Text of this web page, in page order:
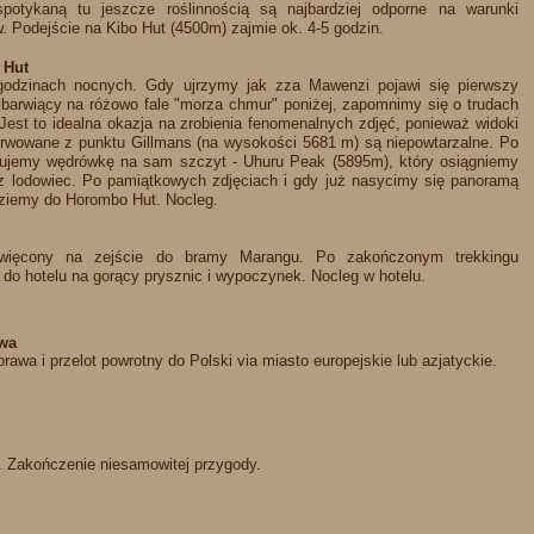
tu jeszcze roślinnością są najbardziej odporne na warunki
Podejście na Kibo Hut (4500m) zajmie ok. 4-5 godzin.
Hut
nocnych. Gdy ujrzymy jak zza Mawenzi pojawi się pierwszy
na różowo fale "morza chmur" poniżej, zapomnimy się o trudach
to idealna okazja na zrobienia fenomenalnych zdjęć, ponieważ widoki
z punktu Gillmans (na wysokości 5681 m) są niepowtarzalne. Po
wędrówkę na sam szczyt - Uhuru Peak (5895m), który osiągniemy
lodowiec. Po pamiątkowych zdjęciach i gdy już nasycimy się panoramą
do Horombo Hut. Nocleg.
na zejście do bramy Marangu. Po zakończonym trekkingu
hotelu na gorący prysznic i wypoczynek. Nocleg w hotelu.
i przelot powrotny do Polski via miasto europejskie lub azjatyckie.
Zakończenie niesamowitej przygody.